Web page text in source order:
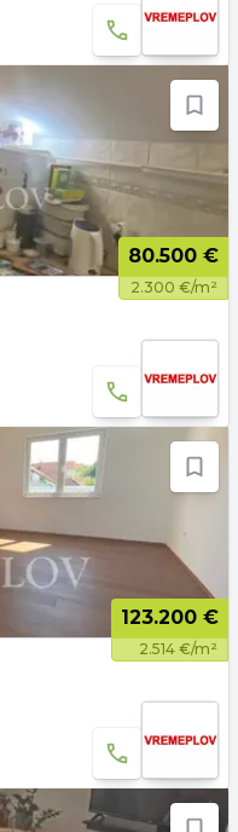
80.500 €
2.300 €/m²
123.200 €
2.514 €/m²